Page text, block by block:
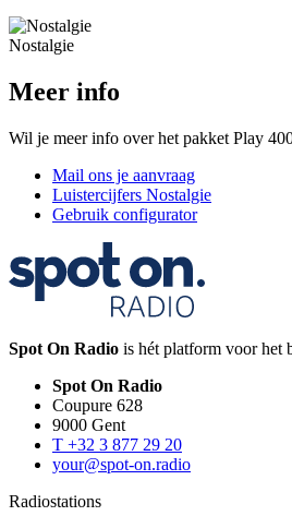
Nostalgie
Meer info
Wil je meer info over het pakket Play
Mail ons je aanvraag
Luistercijfers Nostalgie
Gebruik configurator
Spot On Radio is hét platform voor het
Spot On Radio
Coupure 628
9000 Gent
T +32 3 877 29 20
your@spot-on.radio
Radiostations